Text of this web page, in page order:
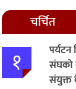
चर्चित
१
संघको
संयुक्त